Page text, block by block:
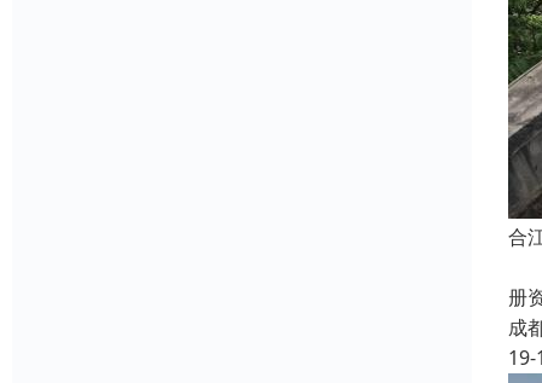
合
册
成
19-